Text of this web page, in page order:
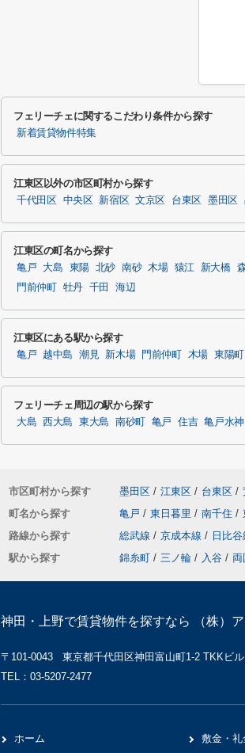
フェリーチェに関するこだわり条件から探す
新着賃貸物件特集
江東区以外の市区町村から探す
千代田区 中央区 新宿区 文京区 台東区 墨田区
江東区の町名から探す
亀戸 大島 東陽 北砂 南砂 木場 猿江 新大橋
門前仲町
牡丹 千田 海辺
江東区にある駅から探す
亀戸 越中島 潮見 新木場 門前仲町 木場 東陽町
フェリーチェ周辺の駅から探す
大島 西大島 東大島 南砂町 亀戸 住吉 亀戸水神
市区町村から探す 墨田区 / 江東区 / 台東区 /
町名から探す
亀戸 / 東日暮里 / 南千住 /
路線から探す
総武線 / 京成本線 / 日比谷
駅から探す
錦糸町 / 三ノ輪 / 入谷 / 両
神田・上野で賃貸物件を探すなら （株）
〒101-0043 東京都千代田区神田富山町1-2 TKKビ
TEL：03-5207-2477
ホーム 敷金・礼